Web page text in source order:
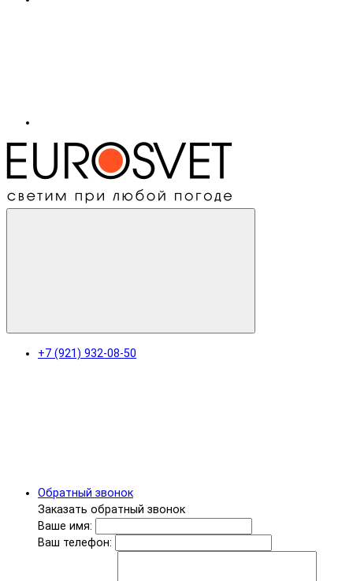
+7 (921) 932-08-50
Обратный звонок
Заказать обратный звонок
Ваше имя:
Ваш телефон: